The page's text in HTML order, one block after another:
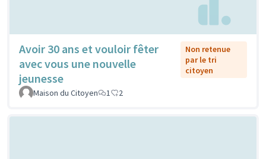
Avoir 30 ans et vouloir fêter
avec vous une nouvelle
jeunesse
Non retenue
par le tri
citoyen
Maison du Citoyen 1 2